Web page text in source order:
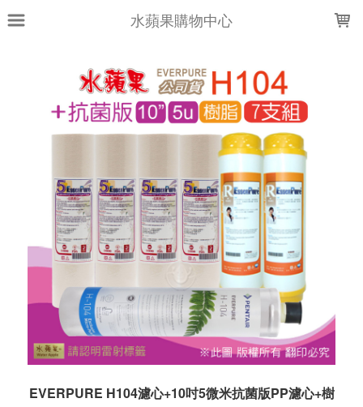
水蘋果購物中心
EVERPURE H104濾心+10吋5微米抗菌版PP濾心+樹